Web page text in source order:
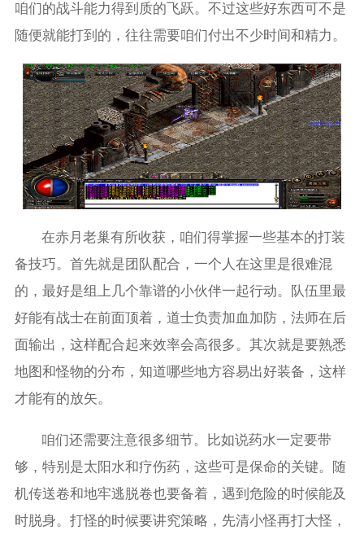
咱们的战斗能力得到质的飞跃。不过这些好东西可不是
随便就能打到的，往往需要咱们付出不少时间和精力。
在赤月老巢有所收获，咱们得掌握一些基本的打装
备技巧。首先就是团队配合，一个人在这里是很难混
的，最好是组上几个靠谱的小伙伴一起行动。队伍里最
好能有战士在前面顶着，道士负责加血加防，法师在后
面输出，这样配合起来效率会高很多。其次就是要熟悉
地图和怪物的分布，知道哪些地方容易出好装备，这样
才能有的放矢。
咱们还需要注意很多细节。比如说药水一定要带
够，特别是太阳水和疗伤药，这些可是保命的关键。随
机传送卷和地牢逃脱卷也要备着，遇到危险的时候能及
时脱身。打怪的时候要讲究策略，先清小怪再打大怪，